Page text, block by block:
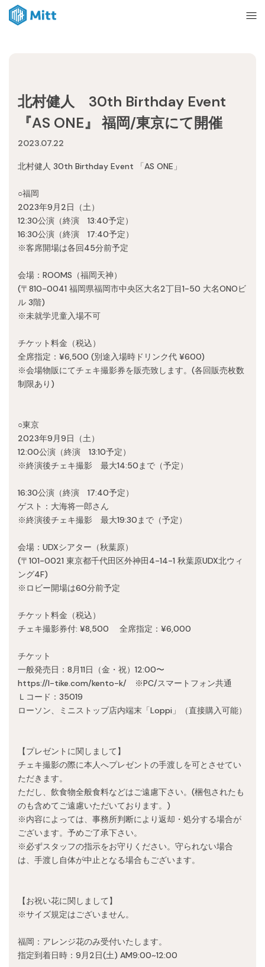
News
mitt management
Recruit
北村健人 30th Birthday Event
『AS ONE』 福岡/東京にて開催
2023.07.22
北村健人 30th Birthday Event 「AS ONE」
○福岡
2023年9月2日（土）
12:30公演（終演 13:40予定）
16:30公演（終演 17:40予定）
※客席開場は各回45分前予定
会場：ROOMS（福岡天神）
(〒810-0041 福岡県福岡市中央区大名2丁目1-50 大名ONOビ
ル 3階)
※未就学児童入場不可
チケット料金（税込）
全席指定：¥6,500 (別途入場時ドリンク代 ¥600)
※会場物販にてチェキ撮影券を販売致します。(各回販売枚数
制限あり)
○東京
2023年9月9日（土）
12:00公演（終演 13:10予定）
※終演後チェキ撮影 最大14:50まで（予定）
16:30公演（終演 17:40予定）
ゲスト：大海将一郎さん
※終演後チェキ撮影 最大19:30まで（予定）
会場：UDXシアター（秋葉原）
(〒101-0021 東京都千代田区外神田4-14-1 秋葉原UDX北ウィ
ング4F)
※ロビー開場は60分前予定
チケット料金（税込）
チェキ撮影券付: ¥8,500 全席指定：¥6,000
チケット
一般発売日：8月11日（金・祝）12:00〜
https://l-tike.com/kento-k/ ※PC/スマートフォン共通
Ｌコード：35019
ローソン、ミニストップ店内端末「Loppi」（直接購入可能）
【プレゼントに関しまして】
チェキ撮影の際に本人へプレゼントの手渡しを可とさせてい
ただきます。
ただし、飲食物全般食料などはご遠慮下さい。(梱包されたも
のも含めてご遠慮いただいております。)
※内容によっては、事務所判断により返却・処分する場合が
ございます。予めご了承下さい。
※必ずスタッフの指示をお守りください。守られない場合
は、手渡し自体が中止となる場合もございます。
【お祝い花に関しまして】
※サイズ規定はございません。
福岡：アレンジ花のみ受付いたします。
指定到着日時：9月2日(土) AM9:00~12:00